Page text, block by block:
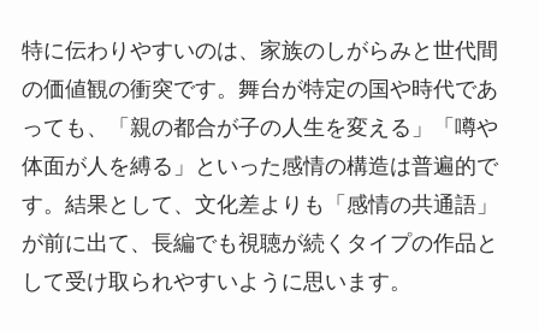
特に伝わりやすいのは、家族のしがらみと世代間
の価値観の衝突です。舞台が特定の国や時代であ
っても、「親の都合が子の人生を変える」「噂や
体面が人を縛る」といった感情の構造は普遍的で
す。結果として、文化差よりも「感情の共通語」
が前に出て、長編でも視聴が続くタイプの作品と
して受け取られやすいように思います。